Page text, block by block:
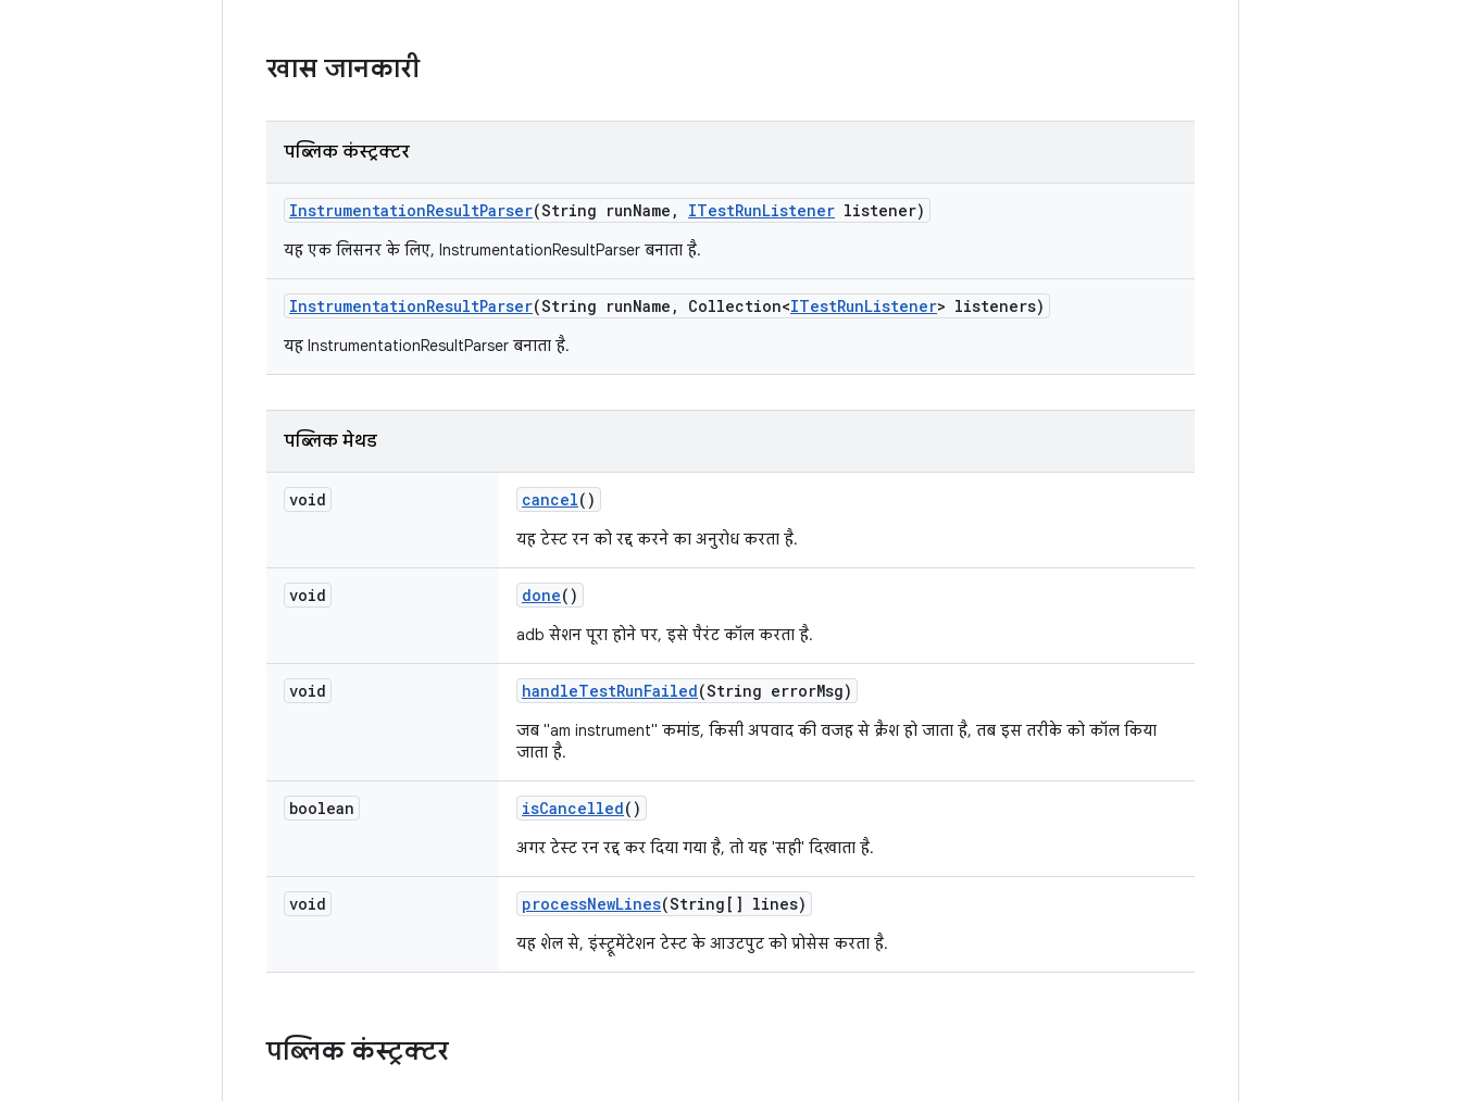
खास जानकारी
पब्लिक कंस्ट्रक्टर
InstrumentationResultParser(String runName , ITestRunListener listener)
यह एक लिसनर के लिए, InstrumentationResultParser बनाता है.
InstrumentationResultParser(String runName , Collection<ITestRunListener> listeners)
यह InstrumentationResultParser बनाता है.
पब्लिक मेथड
void cancel()
यह टेस्ट रन को रद्द करने का अनुरोध करता है.
void done()
adb सेशन पूरा होने पर, इसे पैरंट कॉल करता है.
void handleTestRunFailed(String errorMsg)
जब "am instrument" कमांड, किसी अपवाद की वजह से क्रैश हो जाता है, तब इस तरीके को कॉल किया
जाता है.
boolean isCancelled()
अगर टेस्ट रन रद्द कर दिया गया है, तो यह 'सही' दिखाता है.
void processNewLines(String[] lines)
यह शेल से, इंस्ट्रूमेंटेशन टेस्ट के आउटपुट को प्रोसेस करता है.
पब्लिक कंस्ट्रक्टर